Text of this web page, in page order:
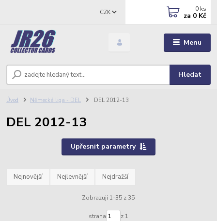
Menu
CZK
Hledat
0 ks
za 0 Kč
Úvod Německá liga - DEL DEL 2012-13
DEL 2012-13
Upřesnit parametry
Nejnovější Nejlevnější Nejdražší
Zobrazuji 1-35 z 35
strana z 1